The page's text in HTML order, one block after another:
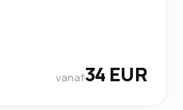
vanaf34 EUR